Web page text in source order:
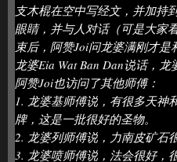
支木棍在空中写经文，并加持
眼睛，并与人对话（可是大家
束后，阿赞Joi问龙婆满刚才
龙婆Eia Wat Ban Dan说话，
阿赞Joi也访问了其他师傅：
1. 龙婆基师傅说，有很多天神
牌，这是一批很好的圣物。
2. 龙婆列师傅说，力南皮矿石很
3. 龙婆喷师傅说，法会很好，